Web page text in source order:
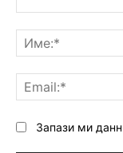
Запази ми